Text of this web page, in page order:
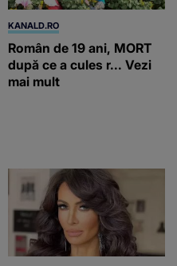
KANALD.RO
Român de 19 ani, MORT
după ce a cules r... Vezi
mai mult